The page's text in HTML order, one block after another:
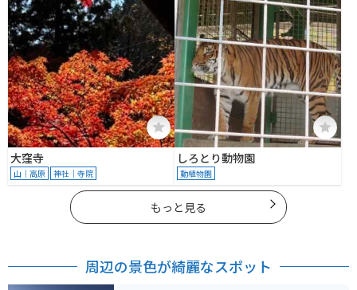
大窪寺
山｜高原 神社｜寺院
しろとり動物園
動植物園
もっと見る
周辺の景色が綺麗なスポット